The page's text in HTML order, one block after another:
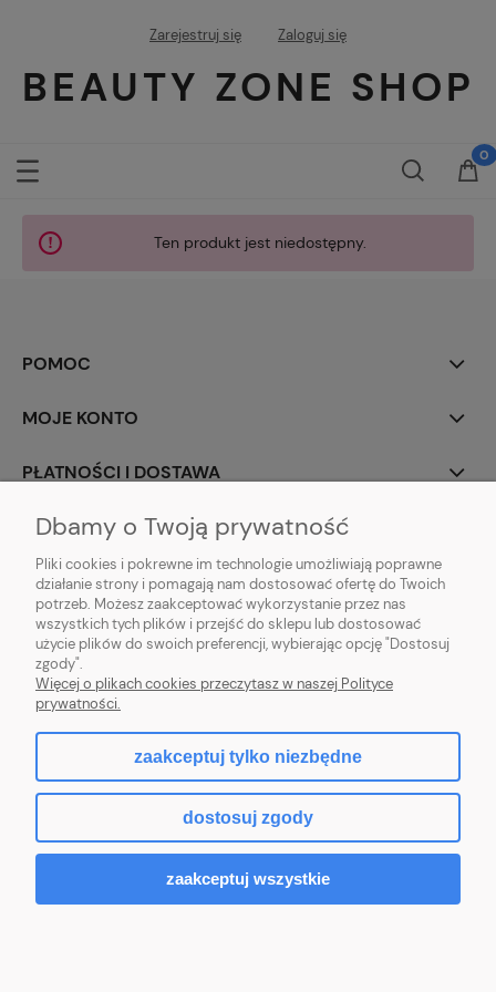
Zarejestruj się Zaloguj się
BEAUTY ZONE SHOP
Ten produkt jest niedostępny.
POMOC
MOJE KONTO
PŁATNOŚCI I DOSTAWA
INFORMACJE
O NAS
pokaż pełną wersję strony
Hurtownia kosmetyczna online – Beauty Zone SHOP
Znajdziesz u nas produkty do stylizacji brwi, rzęs i paznokci: żele, lampy,
akcesoria i pędzle.
Sklep internetowy Shoper.pl
Dbamy o Twoją prywatność
Pliki cookies i pokrewne im technologie umożliwiają poprawne
działanie strony i pomagają nam dostosować ofertę do Twoich
potrzeb. Możesz zaakceptować wykorzystanie przez nas
wszystkich tych plików i przejść do sklepu lub dostosować
użycie plików do swoich preferencji, wybierając opcję "Dostosuj
zgody".
Więcej o plikach cookies przeczytasz w naszej Polityce
prywatności.
zaakceptuj tylko niezbędne
dostosuj zgody
zaakceptuj wszystkie